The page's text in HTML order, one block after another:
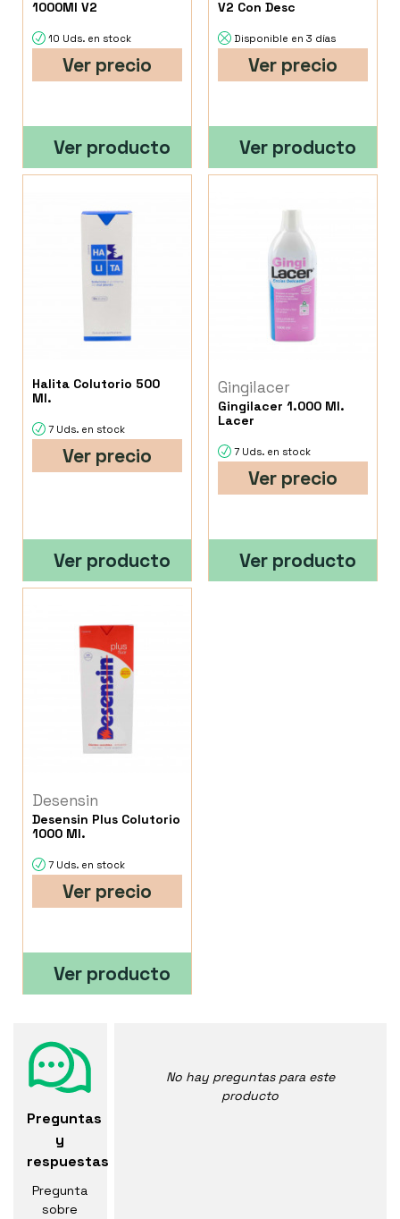
1000Ml V2
10 Uds. en stock
Ver precio
Ver producto
V2 Con Desc
Disponible en 3 días
Ver precio
Ver producto
Halita Colutorio 500
Ml.
7 Uds. en stock
Ver precio
Ver producto
Gingilacer
Gingilacer 1.000 Ml.
Lacer
7 Uds. en stock
Ver precio
Ver producto
Desensin
Desensin Plus Colutorio
1000 Ml.
7 Uds. en stock
Ver precio
Ver producto
Preguntas
y
respuestas
Pregunta
sobre
No hay preguntas para este
producto